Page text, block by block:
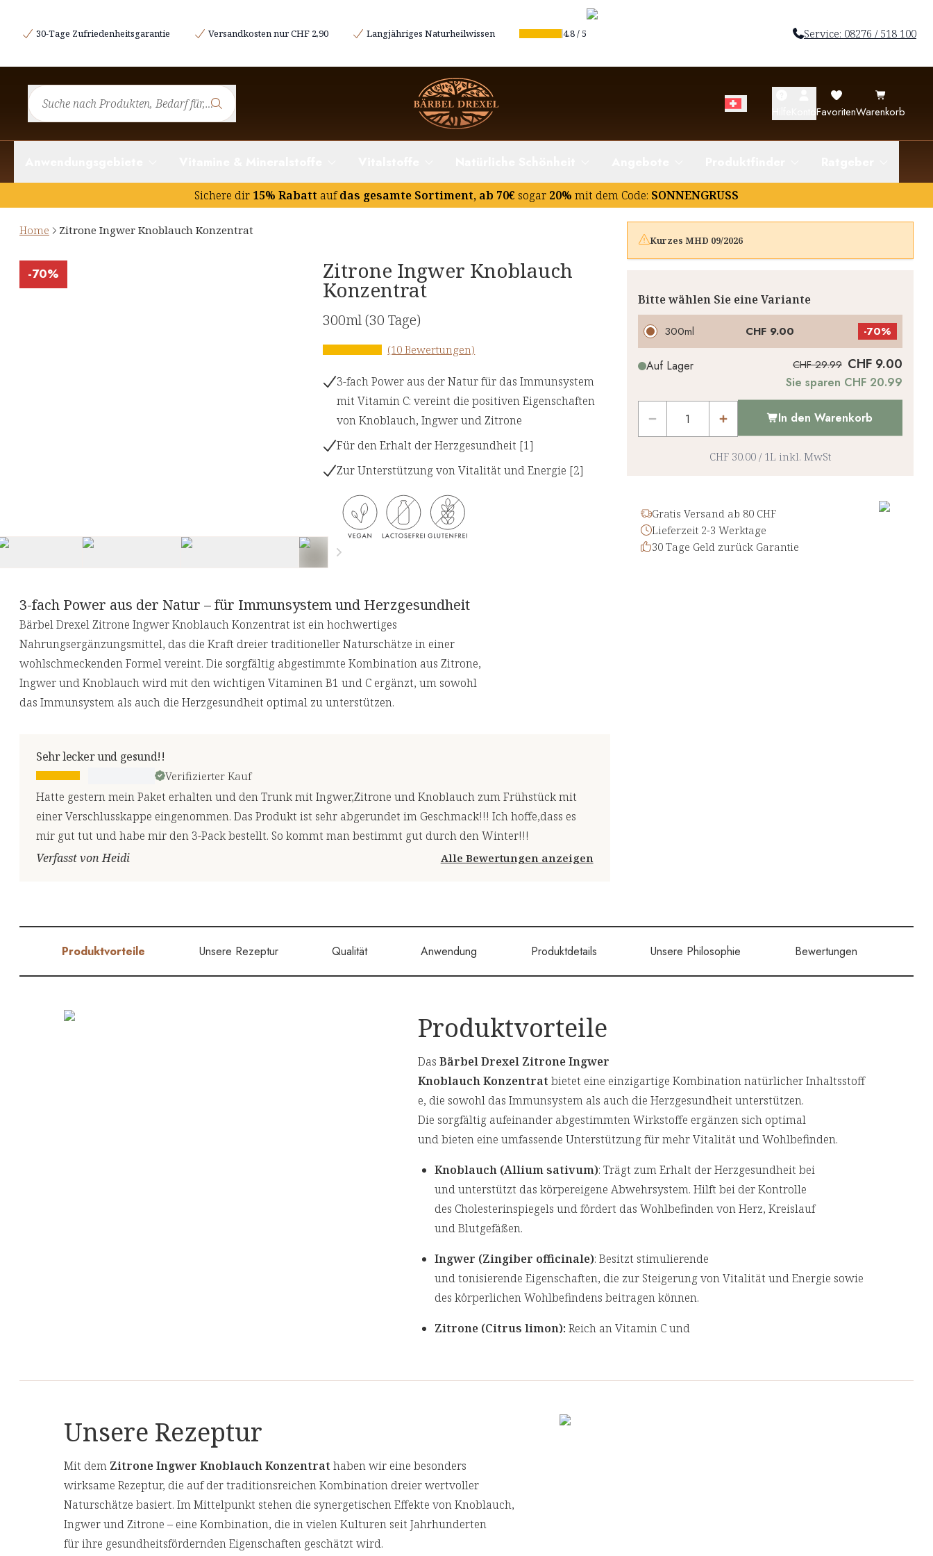
30-Tage Zufriedenheitsgarantie Versandkosten nur CHF 2,90 Langjähriges Naturheilwissen 4.8/5 Service: 08276 / 518 100
FavoritenWarenkorb
Sichere dir 15% Rabatt aufdas gesamte Sortiment, ab 70€ sogar 20% mit dem Code: SONNENGRUSS
Home Zitrone Ingwer Knoblauch Konzentrat
-70% Zitrone Ingwer Knoblauch
Konzentrat
300ml(30 Tage)
(10 Bewertungen)
3-fach Power aus der Natur für das Immunsystem
mit Vitamin C: vereint die positiven Eigenschaften
von Knoblauch, Ingwer und Zitrone
Für den Erhalt der Herzgesundheit [1]
Zur Unterstützung von Vitalität und Energie [2]
Kurzes MHD 09/2026
Bitte wählen Sie eine Variante
300ml CHF 9.00 -70%
Auf Lager CHF 29.99 CHF 9.00
Sie sparen CHF 20.99
In den Warenkorb
CHF 30.00 / 1L inkl. MwSt
Gratis Versand ab 80 CHF
Lieferzeit 2-3 Werktage
30 Tage Geld zurück Garantie
3-fach Power aus der Natur – für Immunsystem und Herzgesundheit
Bärbel Drexel Zitrone Ingwer Knoblauch Konzentrat ist ein hochwertiges
Nahrungsergänzungsmittel, das die Kraft dreier traditioneller Naturschätze in einer
wohlschmeckenden Formel vereint. Die sorgfältig abgestimmte Kombination aus Zitrone,
Ingwer und Knoblauch wird mit den wichtigen Vitaminen B1 und C ergänzt, um sowohl
das Immunsystem als auch die Herzgesundheit optimal zu unterstützen.
Sehr lecker und gesund!!
Verifizierter Kauf
Hatte gestern mein Paket erhalten und den Trunk mit Ingwer,Zitrone und Knoblauch zum Frühstück mit
einer Verschlusskappe eingenommen. Das Produkt ist sehr abgerundet im Geschmack!!! Ich hoffe,dass es
mir gut tut und habe mir den 3-Pack bestellt. So kommt man bestimmt gut durch den Winter!!!
Verfasst von Heidi
Alle Bewertungen anzeigen
Produktvorteile Unsere Rezeptur Qualität Anwendung Produktdetails Unsere Philosophie Bewertungen
Produktvorteile
Das Bärbel Drexel Zitrone Ingwer
Knoblauch Konzentrat bietet eine einzigartige Kombination natürlicher Inhaltsstoff
e, die sowohl das Immunsystem als auch die Herzgesundheit unterstützen.
Die sorgfältig aufeinander abgestimmten Wirkstoffe ergänzen sich optimal
und bieten eine umfassende Unterstützung für mehr Vitalität und Wohlbefinden.
Knoblauch (Allium sativum): Trägt zum Erhalt der Herzgesundheit bei
und unterstützt das körpereigene Abwehrsystem. Hilft bei der Kontrolle
des Cholesterinspiegels und fördert das Wohlbefinden von Herz, Kreislauf
und Blutgefäßen.
Ingwer (Zingiber officinale): Besitzt stimulierende
und tonisierende Eigenschaften, die zur Steigerung von Vitalität und Energie sowie
des körperlichen Wohlbefindens beitragen können.
Zitrone (Citrus limon): Reich an Vitamin C und
Frucht wertvolle Inhaltsstoffe stecken, darunter Bioflavonoide, B-
für eine normale Funktion der Blutgefäße
und trägt zu einem normalen Energiestoffwechsel bei. Vitamin C hilft zudem bei
der Verringerung von Müdigkeit und Ermüdung und unterstützt
die normale Funktion des Nervensystems sowie die psychische Funktion [3,4]
Unsere Rezeptur
Mit dem Zitrone Ingwer Knoblauch Konzentrat haben wir eine besonders
wirksame Rezeptur, die auf der traditionsreichen Kombination dreier wertvoller
Naturschätze basiert. Im Mittelpunkt stehen die synergetischen Effekte von Knoblauch,
Ingwer und Zitrone – eine Kombination, die in vielen Kulturen seit Jahrhunderten
für ihre gesundheitsfördernden Eigenschaften geschätzt wird.